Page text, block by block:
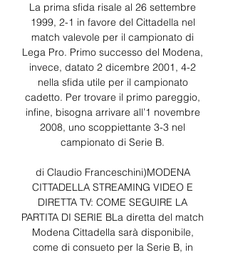
La prima sfida risale al 26 settembre
1999, 2-1 in favore del Cittadella nel
match valevole per il campionato di
Lega Pro. Primo successo del Modena,
invece, datato 2 dicembre 2001, 4-2
nella sfida utile per il campionato
cadetto. Per trovare il primo pareggio,
infine, bisogna arrivare all’1 novembre
2008, uno scoppiettante 3-3 nel
campionato di Serie B.
di Claudio Franceschini)MODENA
CITTADELLA STREAMING VIDEO E
DIRETTA TV: COME SEGUIRE LA
PARTITA DI SERIE BLa diretta del match
Modena Cittadella sarà disponibile,
come di consueto per la Serie B, in